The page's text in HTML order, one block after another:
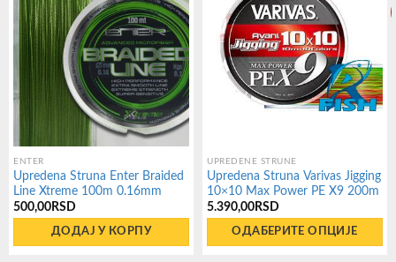
ENTER
Upredena Struna Enter Braided
Line Xtreme 100m 0.16mm
500,00 RSD
ДОДАЈ У КОРПУ
UPREDENE STRUNE
Upredena Struna Varivas Jigging
10×10 Max Power PE X9 200m
5.390,00 RSD
ОДАБЕРИТЕ ОПЦИЈЕ